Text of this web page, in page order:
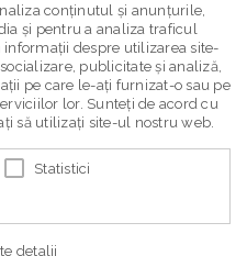
Brands
conținutul și anunțurile,
și pentru a analiza traficul
despre utilizarea site-
publicitate și analiză,
pe care le-ați furnizat-o sau pe
lor. Sunteți de acord cu
să utilizați site-ul nostru web.
Statistici
detalii